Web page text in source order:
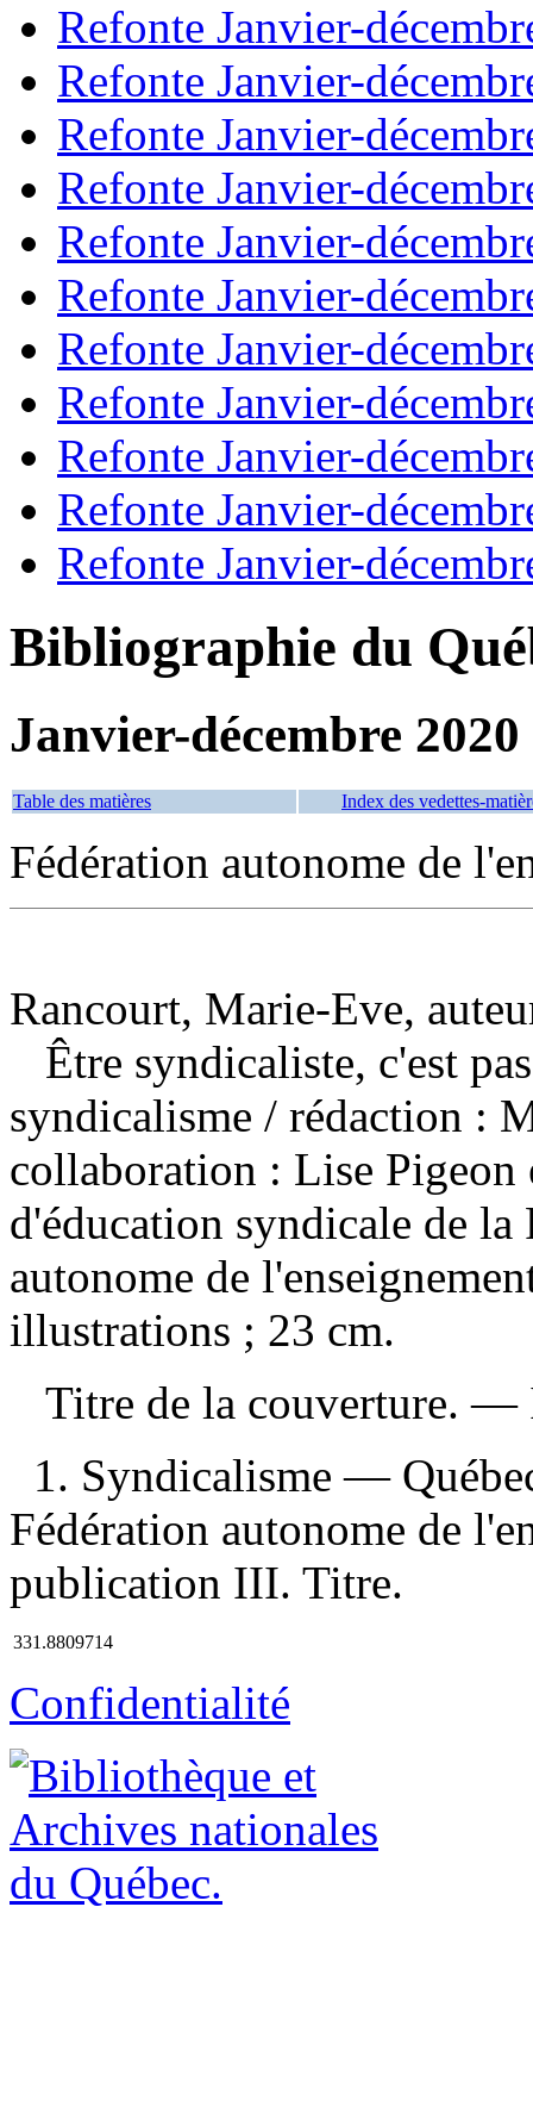
Refonte Janvier-
Refonte Janvier-
Refonte Janvier-
Refonte Janvier-
Refonte Janvier-
Refonte Janvier-
Refonte Janvier-
Refonte Janvier-
Refonte Janvier-
Refonte Janvier-
Refonte Janvier-
Bibliographie du
Janvier-décembre 2020
Table des matières Index des vedettes-
Fédération autonome de
Rancourt, Marie-Eve,
Être syndicaliste, c'est
syndicalisme / rédaction :
collaboration : Lise Pigeon
d'éducation syndicale de
autonome de
illustrations ; 23 cm.
Titre de la couverture. —
1. Syndicalisme —
Fédération autonome de
publication III. Titre.
331.8809714
Confidentialité